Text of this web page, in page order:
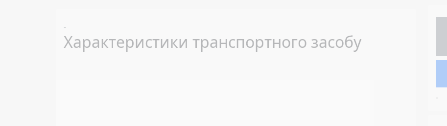
-
Характеристики транспортного засобу
-